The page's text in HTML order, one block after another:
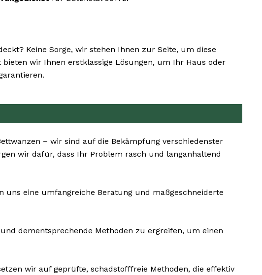
Keine Sorge, wir stehen Ihnen zur Seite, um diese
wir Ihnen erstklassige Lösungen, um Ihr Haus oder
– wir sind auf die Bekämpfung verschiedenster
wir dafür, dass Ihr Problem rasch und langanhaltend
uns eine umfangreiche Beratung und maßgeschneiderte
dementsprechende Methoden zu ergreifen, um einen
wir auf geprüfte, schadstofffreie Methoden, die effektiv